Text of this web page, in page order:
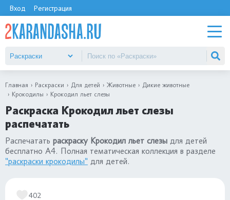
Вход Регистрация
Главная Раскраски Для детей Животные
Дикие животные
Крокодилы
Крокодил льет слезы
Раскраска Крокодил льет слезы
распечатать
Распечатать раскраску Крокодил льет слезы для детей
бесплатно А4. Полная тематическая коллекция в разделе
"раскраски крокодилы" для детей.
402